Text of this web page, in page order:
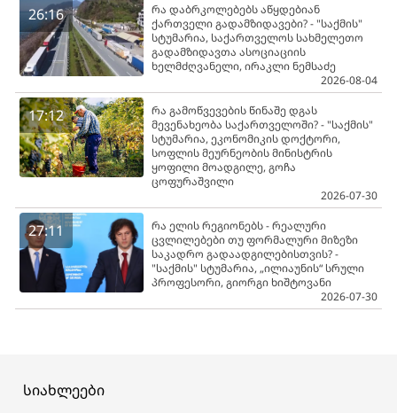
26:16
რა დაბრკოლებებს აწყდებიან
ქართველი გადამზიდავები? - "საქმის"
სტუმარია, საქართველოს სახმელეთო
გადამზიდავთა ასოციაციის
ხელმძღვანელი, ირაკლი ნემსაძე
2026-08-04
17:12
რა გამოწვევების წინაშე დგას
მევენახეობა საქართველოში? - "საქმის"
სტუმარია, ეკონომიკის დოქტორი,
სოფლის მეურნეობის მინისტრის
ყოფილი მოადგილე, გოჩა
ცოფურაშვილი
2026-07-30
27:11
რა ელის რეგიონებს - რეალური
ცვლილებები თუ ფორმალური მიზეზი
საკადრო გადაადგილებისთვის? -
"საქმის" სტუმარია, „ილიაუნის“ სრული
პროფესორი, გიორგი ხიშტოვანი
2026-07-30
სიახლეები